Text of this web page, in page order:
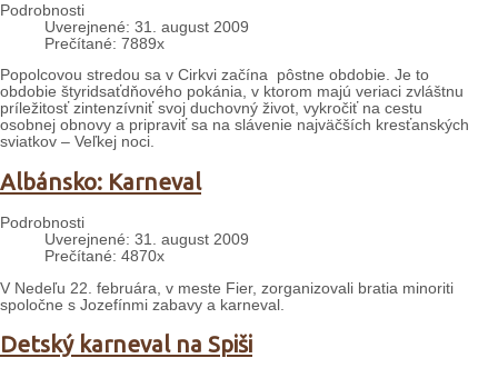
Podrobnosti
Uverejnené: 31. august 2009
Prečítané: 7889x
Popolcovou stredou sa v Cirkvi začína pôstne obdobie. Je to
obdobie štyridsaťdňového pokánia, v ktorom majú veriaci zvláštnu
príležitosť zintenzívniť svoj duchovný život, vykročiť na cestu
osobnej obnovy a pripraviť sa na slávenie najväčších kresťanských
sviatkov – Veľkej noci.
Albánsko: Karneval
Podrobnosti
Uverejnené: 31. august 2009
Prečítané: 4870x
V Nedeľu 22. februára, v meste Fier, zorganizovali bratia minoriti
spoločne s Jozefínmi zabavy a karneval.
Detský karneval na Spiši